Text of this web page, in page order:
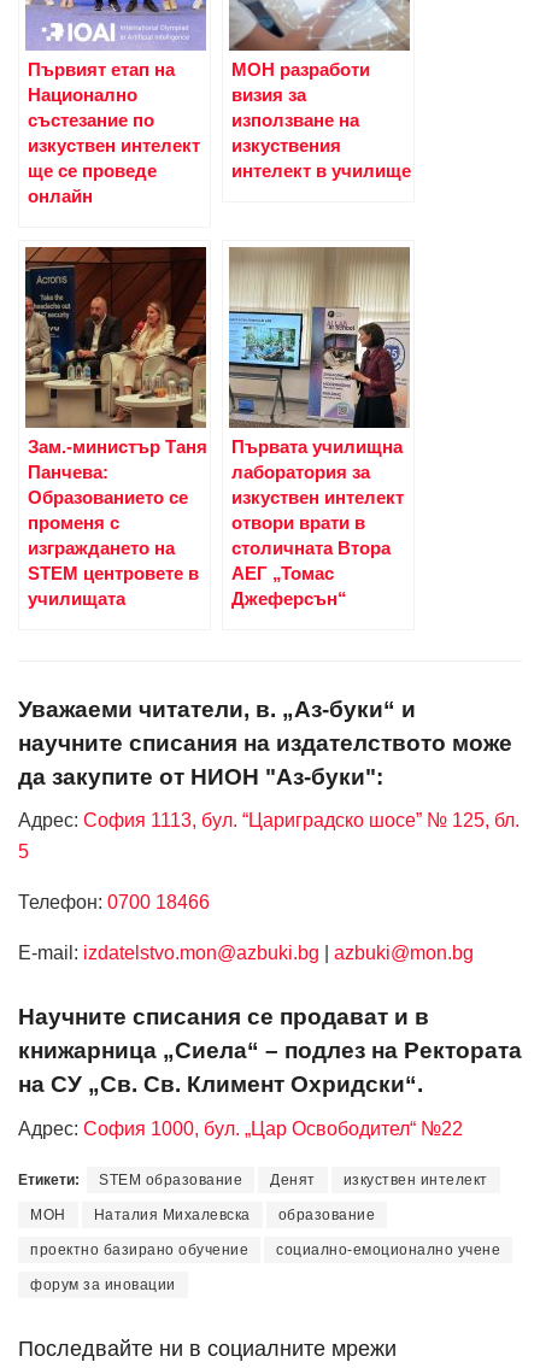
Първият етап на
Национално
състезание по
изкуствен интелект
ще се проведе
онлайн
МОН разработи
визия за
използване на
изкуствения
интелект в училище
Зам.-министър Таня
Панчева:
Образованието се
променя с
изграждането на
STEM центровете в
училищата
Първата училищна
лаборатория за
изкуствен интелект
отвори врати в
столичната Втора
АЕГ „Томас
Джеферсън“
Уважаеми читатели, в. „Аз-буки“ и
научните списания на издателството може
да закупите от НИОН "Аз-буки":
Адрес: София 1113, бул. “Цариградско шосе” № 125, бл.
5
Телефон: 0700 18466
Е-mail: izdatelstvo.mon@azbuki.bg azbuki@mon.bg
Научните списания се продават и в
книжарница „Сиела“ – подлез на Ректората
на СУ „Св. Св. Климент Охридски“.
Адрес: София 1000, бул. „Цар Освободител“ №22
Етикети: STEM образование Денят изкуствен интелект
МОН Наталия Михалевска образование
проектно базирано обучение социално-емоционално учене
форум за иновации
Последвайте ни в социалните мрежи